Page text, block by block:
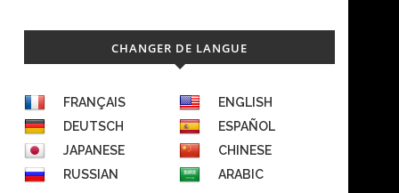
CHANGER DE LANGUE
FRANÇAIS
ENGLISH
DEUTSCH
ESPAÑOL
JAPANESE
CHINESE
RUSSIAN
ARABIC